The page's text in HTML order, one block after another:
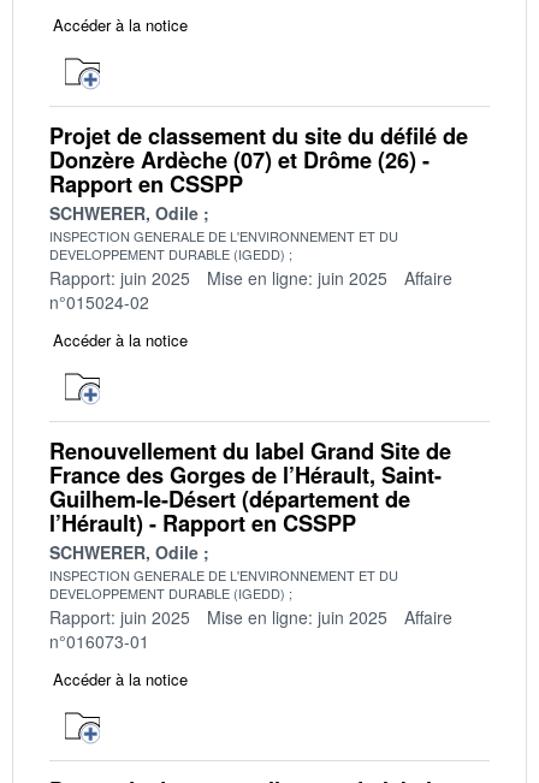
Accéder à la notice
Projet de classement du site du défilé de
Donzère Ardèche (07) et Drôme (26) -
Rapport en CSSPP
SCHWERER, Odile
INSPECTION GENERALE DE L'ENVIRONNEMENT ET DU
DEVELOPPEMENT DURABLE (IGEDD)
Rapport: juin 2025 Mise en ligne: juin 2025
Affaire
n°015024-02
Accéder à la notice
Renouvellement du label Grand Site de
France des Gorges de l’Hérault, Saint-
Guilhem-le-Désert (département de
l’Hérault) - Rapport en CSSPP
SCHWERER, Odile
INSPECTION GENERALE DE L'ENVIRONNEMENT ET DU
DEVELOPPEMENT DURABLE (IGEDD)
Rapport: juin 2025 Mise en ligne: juin 2025
Affaire
n°016073-01
Accéder à la notice